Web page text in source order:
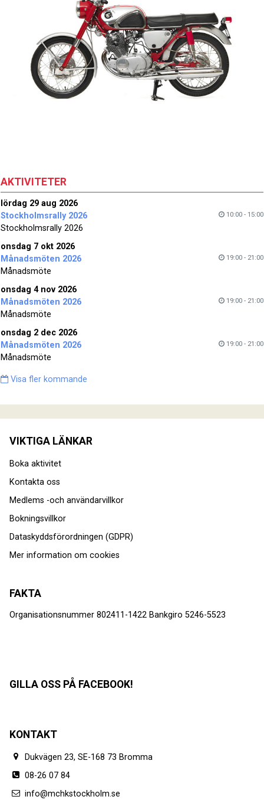
AKTIVITETER
lördag 29 aug 2026
Stockholmsrally 2026
10:00 - 15:00
Stockholmsrally 2026
onsdag 7 okt 2026
Månadsmöten 2026
19:00 - 21:00
Månadsmöte
onsdag 4 nov 2026
Månadsmöten 2026
19:00 - 21:00
Månadsmöte
onsdag 2 dec 2026
Månadsmöten 2026
19:00 - 21:00
Månadsmöte
Visa fler kommande
VIKTIGA LÄNKAR
Boka aktivitet
Kontakta oss
Medlems -och användarvillkor
Bokningsvillkor
Dataskyddsförordningen (GDPR)
Mer information om cookies
FAKTA
Organisationsnummer 802411-1422 Bankgiro 5246-5523
GILLA OSS PÅ FACEBOOK!
KONTAKT
Dukvägen 23, SE-168 73 Bromma
08-26 07 84
info@mchkstockholm.se